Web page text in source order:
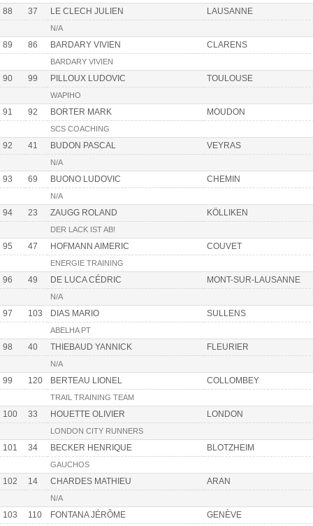
88 37 LE CLECH JULIEN LAUSANNE
N/A
89 86 BARDARY VIVIEN CLARENS
BARDARY VIVIEN
90 99 PILLOUX LUDOVIC TOULOUSE
WAPIHO
91 92 BORTER MARK MOUDON
SCS COACHING
92 41 BUDON PASCAL VEYRAS
N/A
93 69 BUONO LUDOVIC CHEMIN
N/A
94 23 ZAUGG ROLAND KÖLLIKEN
DER LACK IST AB!
95 47 HOFMANN AIMERIC COUVET
ENERGIE TRAINING
96 49 DE LUCA CÉDRIC MONT-SUR-LAUSANNE
N/A
97 103 DIAS MARIO SULLENS
ABELHA PT
98 40 THIEBAUD YANNICK FLEURIER
N/A
99 120 BERTEAU LIONEL COLLOMBEY
TRAIL TRAINING TEAM
100 33 HOUETTE OLIVIER LONDON
LONDON CITY RUNNERS
101 34 BECKER HENRIQUE BLOTZHEIM
GAUCHOS
102 14 CHARDES MATHIEU ARAN
N/A
103 110 FONTANA JÉRÔME GENÈVE